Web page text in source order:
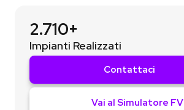
2.710+
Impianti Realizzati
Contattaci
Vai al Simulatore FV